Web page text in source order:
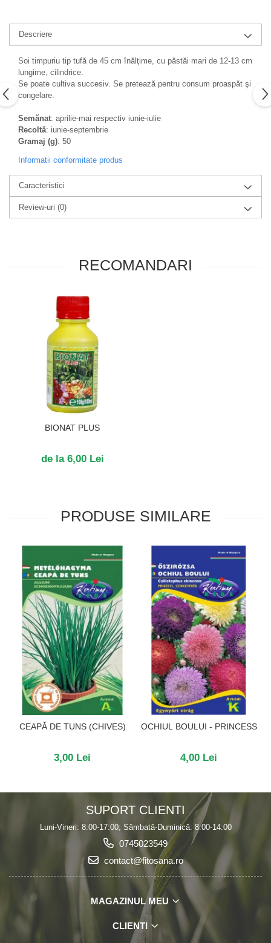
Descriere
Soi timpuriu tip tufă de 45 cm înălţime, cu păstăi mari de 12-13 cm
lungime, cilindrice.
Se poate cultiva succesiv. Se pretează pentru consum proaspăt şi
congelare.
Semănat: aprilie-mai respectiv iunie-iulie
Recoltă: iunie-septembrie
Gramaj (g): 50
Informatii conformitate produs
Caracteristici
Review-uri (0)
RECOMANDARI
BIONAT PLUS
de la 6,00 Lei
PRODUSE SIMILARE
CEAPĂ DE TUNS (CHIVES)
3,00 Lei
OCHIUL BOULUI - PRINCESS
4,00 Lei
SUPORT CLIENTI
Luni-Vineri: 8:00-17:00; Sămbată-Duminică: 8:00-14:00
0745023549
contact@fitosana.ro
MAGAZINUL MEU
CLIENTI